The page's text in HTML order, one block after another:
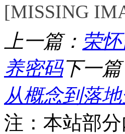
[MISSING
上一篇： 荣
养密码下一篇
从概念到落
注：本站部